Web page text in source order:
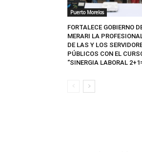
Puerto Morelos
FORTALECE GOBIERNO
MERARI LA
DE LAS Y LOS
PÚBLICOS CON EL
“SINERGIA LABORAL